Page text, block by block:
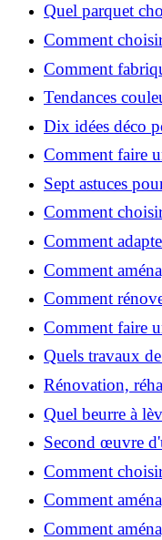
Quel parquet
maison ?
Comment
Grenoble en
Comment
hydratant fait
Tendances
colorés, que
Dix idées déco
chez soi
Comment faire
une peau plus
Sept astuces
naturelle chez soi
Comment
coulissante pour
Comment
en hiver ?
Comment
conviviale : 12
Comment
astuces faciles
Comment faire
stimule
Quels travaux
valeur d'une
Rénovation,
convient le
Quel beurre à
lèvres sèches et
Second œuvre
le réaliser
Comment
hyaluronique et
Comment
conseils
Comment